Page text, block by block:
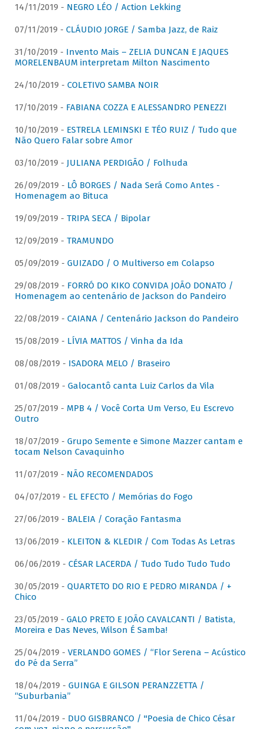
14/11/2019 - NEGRO LÉO / Action Lekking
07/11/2019 - CLÁUDIO JORGE / Samba Jazz, de Raiz
31/10/2019 - Invento Mais – ZELIA DUNCAN E JAQUES
MORELENBAUM interpretam Milton Nascimento
24/10/2019 - COLETIVO SAMBA NOIR
17/10/2019 - FABIANA COZZA E ALESSANDRO PENEZZI
10/10/2019 - ESTRELA LEMINSKI E TÉO RUIZ / Tudo que
Não Quero Falar sobre Amor
03/10/2019 - JULIANA PERDIGÃO / Folhuda
26/09/2019 - LÔ BORGES / Nada Será Como Antes -
Homenagem ao Bituca
19/09/2019 - TRIPA SECA / Bipolar
12/09/2019 - TRAMUNDO
05/09/2019 - GUIZADO / O Multiverso em Colapso
29/08/2019 - FORRÓ DO KIKO CONVIDA JOÃO DONATO /
Homenagem ao centenário de Jackson do Pandeiro
22/08/2019 - CAIANA / Centenário Jackson do Pandeiro
15/08/2019 - LÍVIA MATTOS / Vinha da Ida
08/08/2019 - ISADORA MELO / Braseiro
01/08/2019 - Galocantô canta Luiz Carlos da Vila
25/07/2019 - MPB 4 / Você Corta Um Verso, Eu Escrevo
Outro
18/07/2019 - Grupo Semente e Simone Mazzer cantam e
tocam Nelson Cavaquinho
11/07/2019 - NÃO RECOMENDADOS
04/07/2019 - EL EFECTO / Memórias do Fogo
27/06/2019 - BALEIA / Coração Fantasma
13/06/2019 - KLEITON & KLEDIR / Com Todas As Letras
06/06/2019 - CÉSAR LACERDA / Tudo Tudo Tudo Tudo
30/05/2019 - QUARTETO DO RIO E PEDRO MIRANDA / +
Chico
23/05/2019 - GALO PRETO E JOÃO CAVALCANTI / Batista,
Moreira e Das Neves, Wilson É Samba!
25/04/2019 - VERLANDO GOMES / “Flor Serena – Acústico
do Pé da Serra”
18/04/2019 - GUINGA E GILSON PERANZZETTA /
“Suburbania”
11/04/2019 - DUO GISBRANCO / "Poesia de Chico César